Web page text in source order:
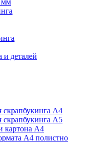
мм
и деталей
скрапбукинга А4
скрапбукинга А5
картона А4
А4 полистно